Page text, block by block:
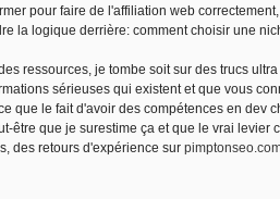
pour faire de l'affiliation web
la logique derrière: comment choisir une
ressources, je tombe soit sur des trucs
sérieuses qui existent et que vous
que le fait d'avoir des compétences en
être que je surestime ça et que le vrai levier
des retours d'expérience sur